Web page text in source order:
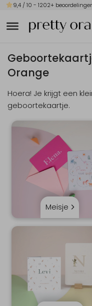
9,4 / 10 - 1202+
Orange
Hoera! Je krijgt een
geboortekaartje.
Meisje